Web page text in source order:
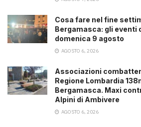
Cosa fare nel fine
Bergamasca: gli eventi
domenica 9 agosto
AGOSTO 6, 2026
Associazioni
Regione Lombardia
Bergamasca. Maxi
Alpini di Ambivere
AGOSTO 6, 2026